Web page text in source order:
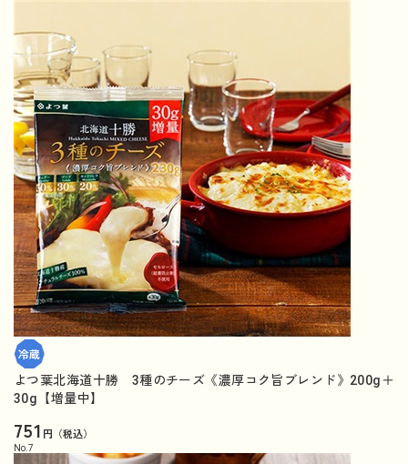
よつ葉北海道十勝 3種のチーズ《濃厚コク旨ブレンド》200g＋
30g【増量中】
751 円（税込）
No. 7